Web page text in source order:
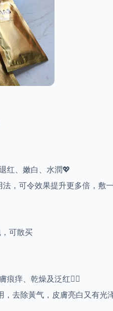
红、嫩白、水潤💖
法，可令效果提升更多倍，敷
可散买
痒、乾燥及泛红👍🏻
去除黃气，皮膚亮白又有光泽